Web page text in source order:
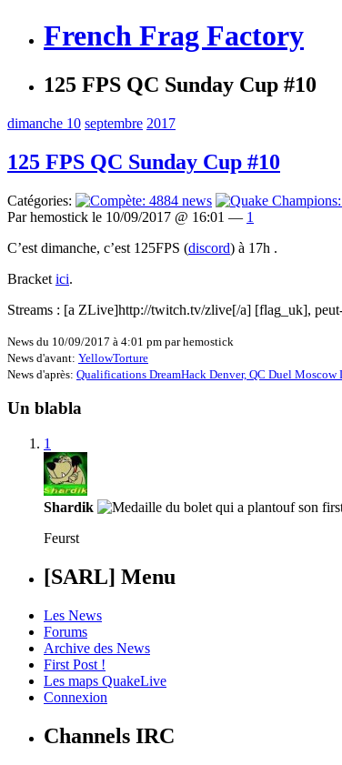
French Frag Factory
125 FPS QC Sunday Cup #10
dimanche 10 septembre 2017
125 FPS QC Sunday Cup #10
Catégories:
Par hemostick le 10/09/2017 @ 16:01 — 1
C’est dimanche, c’est 125FPS (discord) à 17h .
Bracket ici.
Streams : [a ZLive]http://twitch.tv/zlive[/a] [flag_uk],
News du 10/09/2017 à 4:01 pm par hemostick
News d'avant: YellowTorture
News d'après: Qualifications DreamHack Denver, QC Duel Moscow
Un blabla
1
Shardik
Feurst
[SARL] Menu
Les News
Forums
Archive des News
First Post !
Les maps QuakeLive
Connexion
Channels IRC